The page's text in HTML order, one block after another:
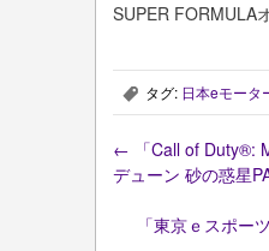
SUPER FORMULA
, タグ: 日本eモータ
← 「Call of Duty®:
デューン 砂の惑星
「東京ｅスポー